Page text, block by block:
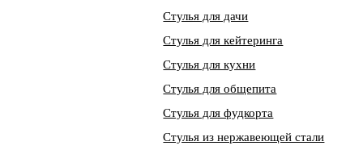
Стулья для дачи
Стулья для кейтеринга
Стулья для кухни
Стулья для общепита
Стулья для фудкорта
Стулья из нержавеющей стали